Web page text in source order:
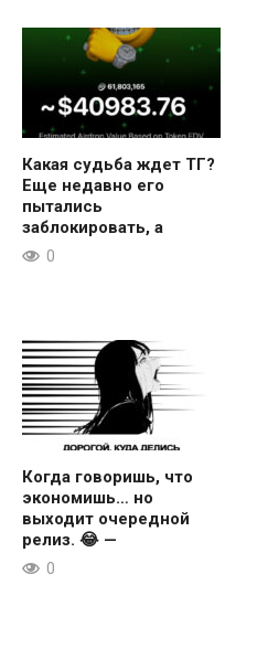
Какая судьба ждет ТГ?
Еще недавно его
пытались
заблокировать, а
0
Когда говоришь, что
экономишь… но
выходит очередной
релиз. 😂 —
0